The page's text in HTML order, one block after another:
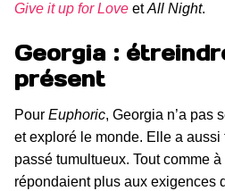
Give it up for Love etAll Night.
Georgia :
présent
Pour Euphoric, Georgia n’a pas
et exploré le monde. Elle a aussi
passé tumultueux. Tout comme
répondaient plus aux exigences